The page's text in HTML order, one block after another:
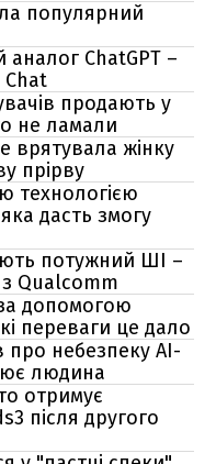
популярний
аналог ChatGPT –
продають у
не ламали
врятувала жінку
прірву
технологією
дасть змогу
потужний ШІ –
Qualcomm
допомогою
переваги це дало
небезпеку AI-
людина
отримує
після другого